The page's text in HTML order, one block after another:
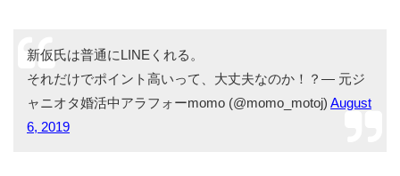
新仮氏は普通にLINEくれる。
それだけでポイント高いって、大丈夫なのか！？— 元ジ
ャニオタ婚活中アラフォーmomo (@momo_motoj) August
6, 2019